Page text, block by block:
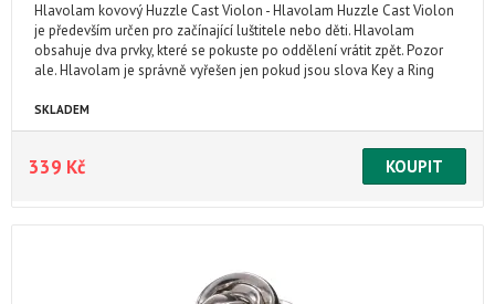
Hlavolam kovový Huzzle Cast Violon - Hlavolam Huzzle Cast Violon
je především určen pro začínající luštitele nebo děti. Hlavolam
obsahuje dva prvky, které se pokuste po oddělení vrátit zpět. Pozor
ale. Hlavolam je správně vyřešen jen pokud jsou slova Key a Ring
SKLADEM
339 Kč